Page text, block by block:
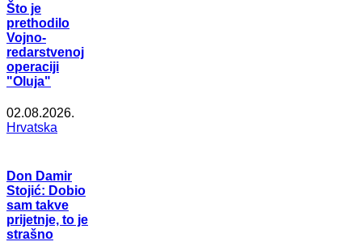
Što je
prethodilo
Vojno-
redarstvenoj
operaciji
"Oluja"
02.08.2026.
Hrvatska
Don Damir
Stojić: Dobio
sam takve
prijetnje, to je
strašno